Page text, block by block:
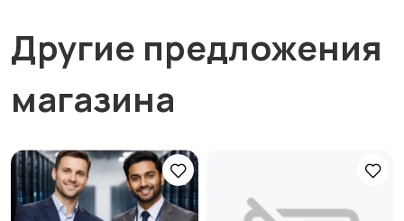
Другие предложения
магазина